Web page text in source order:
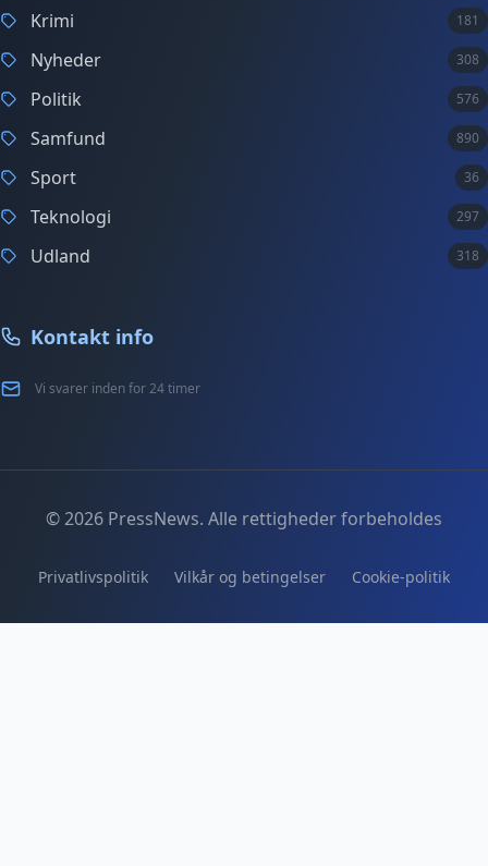
Krimi 181
Nyheder 308
Politik 576
Samfund 890
Sport 36
Teknologi 297
Udland 318
Kontakt info
Vi svarer inden for 24 timer
© 2026 PressNews. Alle rettigheder forbeholdes
Privatlivspolitik Vilkår og betingelser Cookie-politik